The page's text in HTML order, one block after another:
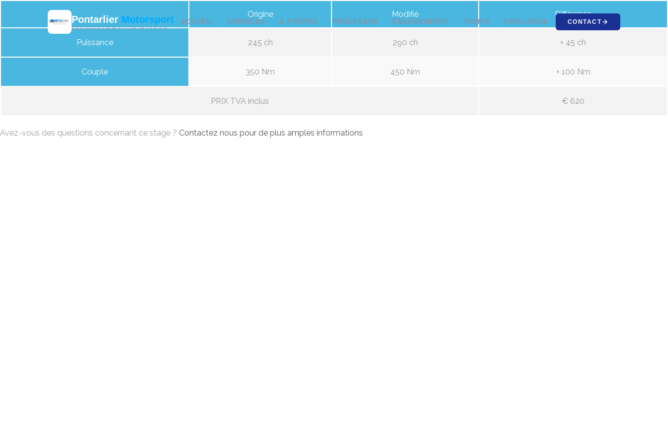
Pontarlier Motorsport
REPROGRAMMATION MOTEUR
ACCUEIL SERVICES À PROPOS PROCESSUS ENGAGEMENTS TARIFS CATALOGUE CONTACT
Origine Modifié Différence
Puissance 245 ch 290 ch + 45 ch
Couple 350 Nm 450 Nm + 100 Nm
PRIX TVA inclus € 620
Avez-vous des questions concernant ce stage ? Contactez nous pour de plus amples informations